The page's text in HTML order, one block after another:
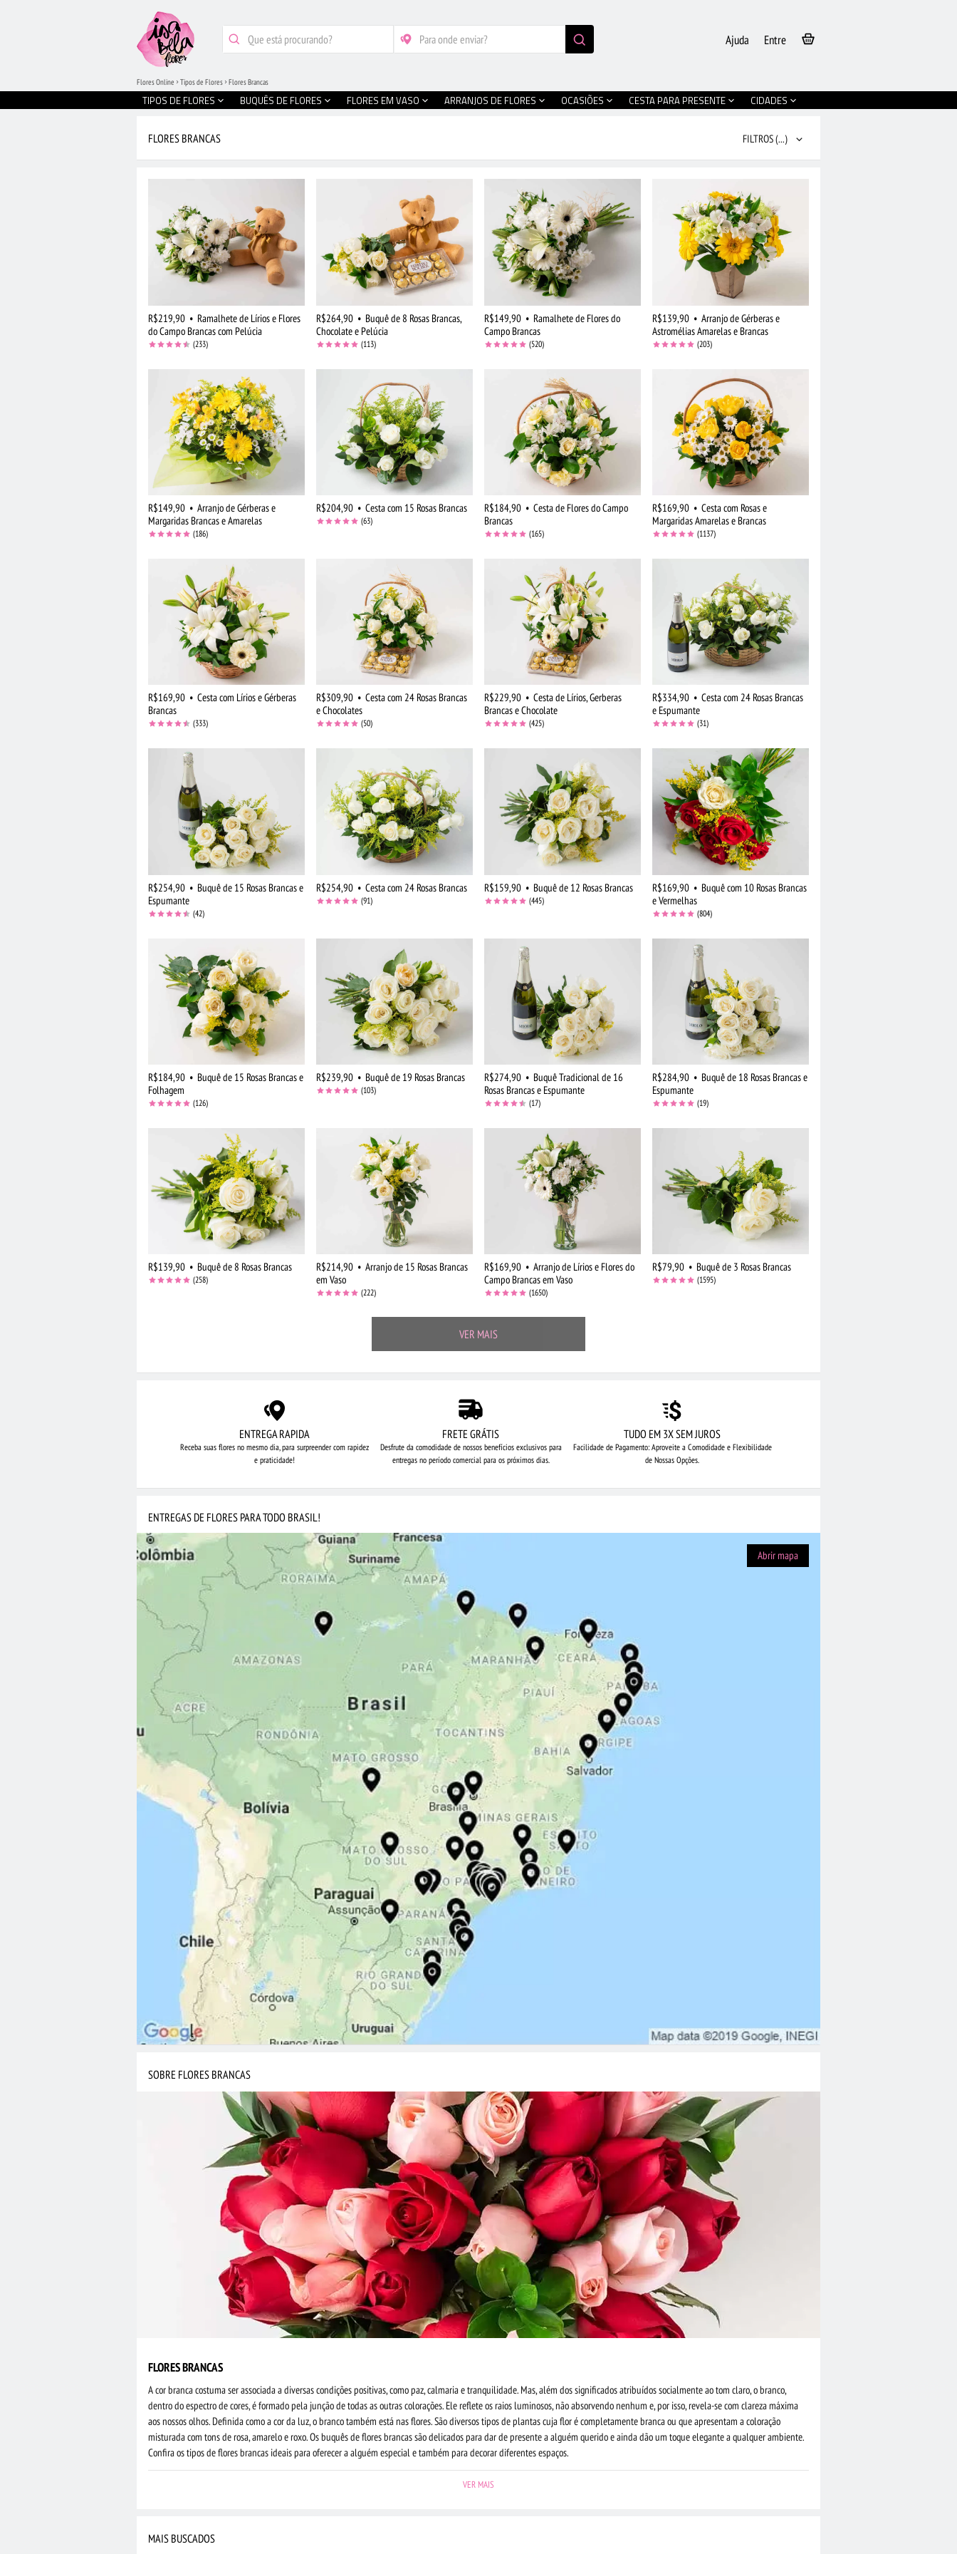
Entre
Ajuda
TIPOS DE FLORES BUQUÊS DE FLORES FLORES EM VASO ARRANJOS DE FLORES OCASIÕES CESTA PARA PRESENTE CIDADES
Flores Online Tipos de Flores Flores Brancas
FLORES BRANCAS FILTROS(...)
R$219,90 • Ramalhete de Lírios e Flores
do Campo Brancas com Pelúcia
(233)
R$264,90 • Buquê de 8 Rosas Brancas,
Chocolate e Pelúcia
(113)
R$149,90 • Ramalhete de Flores do
Campo Brancas
(520)
R$139,90 • Arranjo de Gérberas e
Astromélias Amarelas e Brancas
(203)
R$149,90 • Arranjo de Gérberas e
Margaridas Brancas e Amarelas
(186)
R$204,90 • Cesta com 15 Rosas Brancas
(63)
R$184,90 • Cesta de Flores do Campo
Brancas
(165)
R$169,90 • Cesta com Rosas e
Margaridas Amarelas e Brancas
(1137)
R$169,90 • Cesta com Lírios e Gérberas
Brancas
(333)
R$309,90 • Cesta com 24 Rosas Brancas
e Chocolates
(50)
R$229,90 • Cesta de Lírios, Gerberas
Brancas e Chocolate
(425)
R$334,90 • Cesta com 24 Rosas Brancas
e Espumante
(31)
R$254,90 • Buquê de 15 Rosas Brancas e
Espumante
(42)
R$254,90 • Cesta com 24 Rosas Brancas
(91)
R$159,90 • Buquê de 12 Rosas Brancas
(445)
R$169,90 • Buquê com 10 Rosas Brancas
e Vermelhas
(804)
R$184,90 • Buquê de 15 Rosas Brancas e
Folhagem
(126)
R$239,90 • Buquê de 19 Rosas Brancas
(103)
R$274,90 • Buquê Tradicional de 16
Rosas Brancas e Espumante
(17)
R$284,90 • Buquê de 18 Rosas Brancas e
Espumante
(19)
R$139,90 • Buquê de 8 Rosas Brancas
(258)
R$214,90 • Arranjo de 15 Rosas Brancas
em Vaso
(222)
R$169,90 • Arranjo de Lírios e Flores do
Campo Brancas em Vaso
(1650)
R$79,90 • Buquê de 3 Rosas Brancas
(1595)
VER MAIS
ENTREGA RAPIDA
Receba suas flores no mesmo dia,para surpreender com rapidez
e praticidade!
FRETE GRÁTIS
Desfrute da comodidade de nossosbenefícios exclusivos para
entregas no período comercial para os próximos dias.
TUDO EM 3X SEM JUROS
Facilidade de Pagamento: Aproveitea Comodidade e Flexibilidade
de Nossas Opções.
ENTREGAS DE FLORES PARA TODO BRASIL!
Abrir mapa
SOBRE FLORES BRANCAS
FLORES BRANCAS
A cor branca costuma ser associada a diversas condições positivas, como paz, calmaria e tranquilidade. Mas, além dos significados atribuídos socialmente ao tom claro, o branco,
dentro do espectro de cores, é formado pela junção de todas as outras colorações. Ele reflete os raios luminosos, não absorvendo nenhum e, por isso, revela-se com clareza máxima
aos nossos olhos. Definida como a cor da luz, o branco também está nas flores. São diversos tipos de plantas cuja flor é completamente branca ou que apresentam a coloração
misturada com tons de rosa, amarelo e roxo. Os buquês de flores brancas são delicados para dar de presente a alguém querido e ainda dão um toque elegante a qualquer ambiente.
Confira os tipos de flores brancas ideais para oferecer a alguém especial e também para decorar diferentes espaços.
VER MAIS
MAIS BUSCADOS